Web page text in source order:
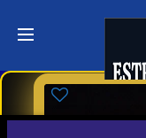
Últimos
AHORA